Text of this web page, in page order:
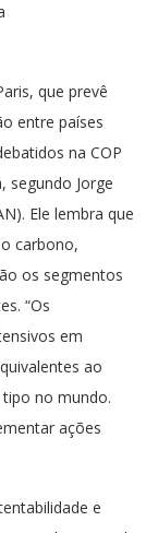
que prevê
entre países
na COP
segundo Jorge
Ele lembra que
carbono,
os segmentos
“Os
em
ao
no mundo.
ações
e